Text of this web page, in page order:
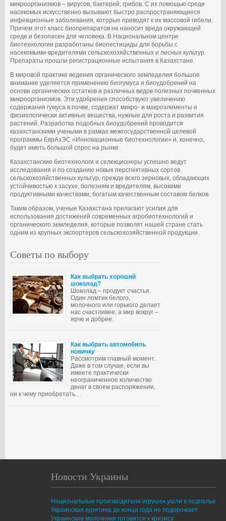
микроорганизмов – вирусов, бактерий, грибов. С их помощью среди
насекомых искусственно вызывают быстро распространяющиеся
инфекционные заболевания, которые приводят к их массовой гибели.
Причем этот класс биопрепаратов не наносит вреда окружающей
среде и безопасен для человека. В Национальном центре
биотехнологии разработаны биопестициды для борьбы с
насекомыми-вредителями сельскохозяйственных и лесных культур.
Препараты прошли регистрационные испытания в Казахстане.
В мировой практике ведения органического земледелия большое
внимание уделяется применению биогумуса и биоудоб­рений на
основе органических остатков и различных видов полезных почвенных
микроорганизмов. Эти удобрения способствуют увеличению
содержания гумуса в почве, содержат микро- и макроэлементы и
физиологически активные вещества, нужные для роста и развития
растений. Разработка подобных биоудобрений проводится
казахстанскими учеными в рамках межгосударственной целевой
программы ЕврАзЭС «Инновационные биотехнологии» и, конечно,
будет иметь большой спрос на рынке.
Казахстанские биотехнологи и селекцио­неры успешно ведут
исследования и по созданию новых перспективных сортов
сельскохозяйственных культур, прежде всего зерновых, обладающих
устойчивостью к засухе, болезням и вредителям, высокими
продуктивными качествами, богатым качественным составом белков.
Таким образом, ученые Казахстана прилагают усилия для
использования достижений современных агробиотехнологий и
органического земледелия, которые позволят нашей стране стать
одним из крупных экспортеров сельскохозяйственной продукции.
Советы по выбору
Как выбрать хороший
шоколад?
Шоколад – продукт счастья.
Один ломтик белого,
молочного или горького делает
нас счастливее, а мир вокруг –
ярче и добрее.
Как выбрать автомобиль
новичку
Рассмотрим главный момент.
Даже в том случае, если вы
имеете практически
неограниченное количество
денег в своем распоряжении,
ни к чему приобретать…
Новости Украины
Национальные производители игрушек ушли в подполье
Украинская курятина до конца года не подорожает
Украинские молочники готовятся к кризису